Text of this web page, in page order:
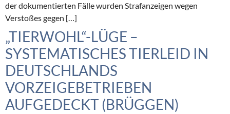
der dokumentierten Fälle wurden Strafanzeigen wegen
Verstoßes gegen […]
„TIERWOHL“-LÜGE –
SYSTEMATISCHES TIERLEID IN
DEUTSCHLANDS
VORZEIGEBETRIEBEN
AUFGEDECKT (BRÜGGEN)